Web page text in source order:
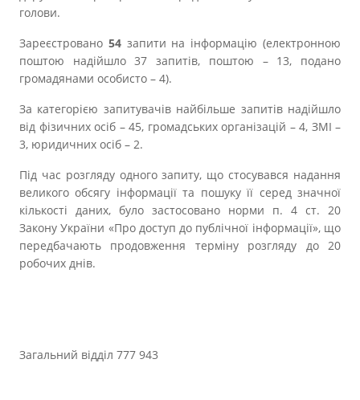
голови.
Зареєстровано 54запити на інформацію (електронною
поштою надійшло 37 запитів, поштою – 13, подано
громадянами особисто – 4).
За категорією запитувачів найбільше запитів надійшло
від фізичних осіб – 45, громадських організацій – 4, ЗМІ –
3, юридичних осіб – 2.
Під час розгляду одного запиту, що стосувався надання
великого обсягу інформації та пошуку її серед значної
кількості даних, було застосовано норми п. 4 ст. 20
Закону України «Про доступ до публічної інформації», що
передбачають продовження терміну розгляду до 20
робочих днів.
Загальний відділ 777 943